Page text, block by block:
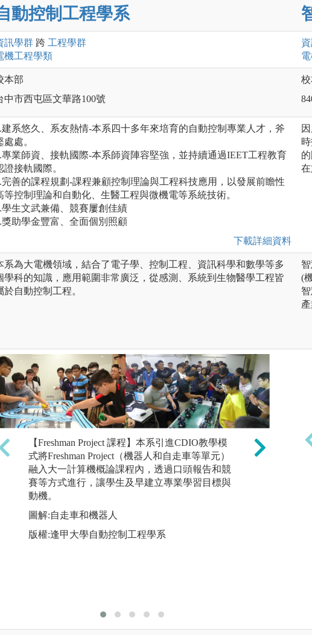
動控制工程學系
訊學群 跨 工程學群
機工程學類
本部
中市西屯區文華路100號
建系悠久、系友熱情-本系四十多年來培育的自動控制專業人才，斧
處處。
專業師資、接軌國際-本系師資陣容堅強，並持續通過IEET工程教育
證接軌國際。
完善的課程規劃-課程兼顧控制理論與工程科技應用，以發展前瞻性
等控制理論和自動化、生醫工程與微機電等系統技術。
學生文武兼備、競賽屢創佳績
獎助學金豐富、全面個別照顧
下載詳細資料
系為大電機領域，結合了電子學、控制工程、資訊科學和數學等多
學科的知識，應用範圍非常廣泛，從感測、系統到生物醫學工程皆
於自動控制工程。
(
【Freshman Project 課程】本系引進CDIO教學模
式將Freshman Project（機器人和自走車等單元）
融入大一計算機概論課程內，透過口頭報告和競
賽等方式進行，讓學生及早建立專業學習目標與
動機。
圖解:自走車和機器人
版權:逢甲大學自動控制工程學系